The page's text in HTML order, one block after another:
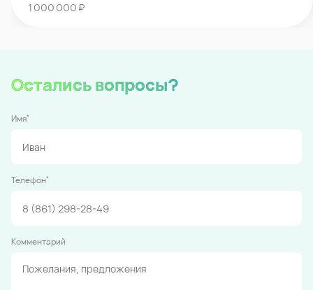
1 000 000 ₽
Остались вопросы?
Имя*
Телефон*
Комментарий